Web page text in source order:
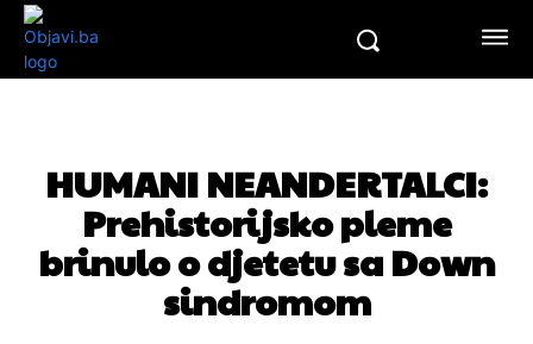
HUMANI NEANDERTALCI:
Prehistorijsko pleme
brinulo o djetetu sa Down
sindromom